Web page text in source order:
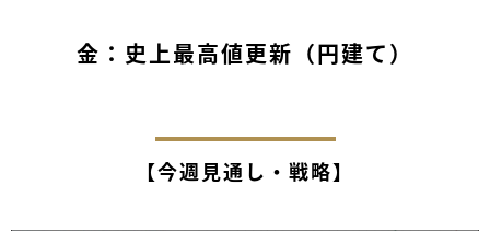
金：史上最高値更新（円建て）
【今週見通し・戦略】